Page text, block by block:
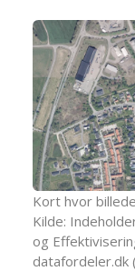
Kort hvor
Kilde:
og